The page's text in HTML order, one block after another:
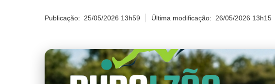
Publicação: 25/05/2026 13h59 Última modificação: 26/05/2026 13h15